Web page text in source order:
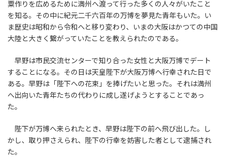
粟作りを広めるために満州へ渡って行った多くの人々がいたこと
を知る。その中に紀元二千六百年の万博を夢見た青年もいた。い
ま歴史は昭和から令和へと移り変わり、いまの大阪はかつての中国
大陸と大きく繋がっていたことを教えられたのである。
早野は市民交流センターで知り合った女性と大阪万博でデート
することになる。その日は天皇陛下が大阪万博へ行幸された日で
ある。早野は「陛下への花束」を捧げたいと思った。それは満州
へ出向いた青年たちの代わりに成し遂げようとすることであっ
た。
陛下が万博へ来られたとき、早野は陛下の前へ飛び出した。し
かし、取り押さえられ、陛下の行幸を妨害した者として逮捕され
た。